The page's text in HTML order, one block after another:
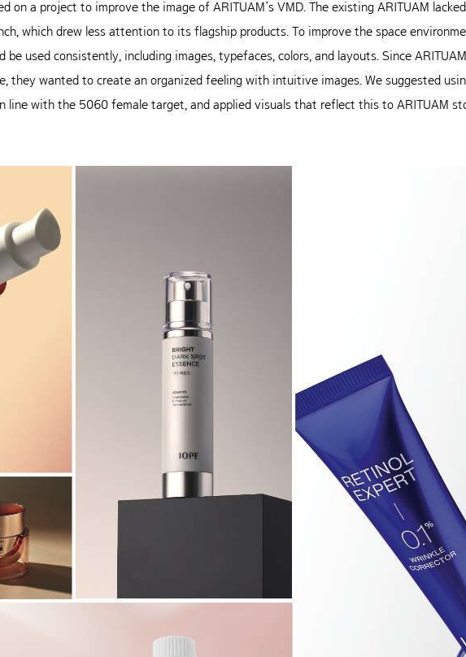
on a project to improve the image of ARITUAM’s VMD. The existing ARITUAM
which drew less attention to its flagship products. To improve the space
be used consistently, including images, typefaces, colors, and layouts. Since
they wanted to create an organized feeling with intuitive images. We suggested
line with the 5060 female target, and applied visuals that reflect this to ARITUAM